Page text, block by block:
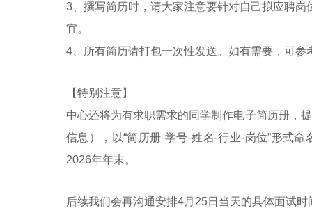
3、撰写简历时，请大家注意要针对自己拟应聘
宜。
4、所有简历请打包一次性发送。如有需要，可参
【特别注意】
中心还将为有求职需求的同学制作电子简历册，
信息），以“简历册-学号-姓名-行业-岗位”形式命
2026年年末。
后续我们会再沟通安排4月 25日当天的具体面试